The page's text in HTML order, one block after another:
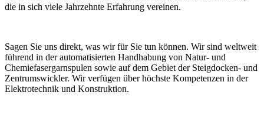
die in sich viele Jahrzehnte Erfahrung vereinen.
Sagen Sie uns direkt, was wir für Sie tun können. Wir sind weltweit
führend in der automatisierten Handhabung von Natur- und
Chemiefasergarnspulen sowie auf dem Gebiet der Steigdocken- und
Zentrumswickler. Wir verfügen über höchste Kompetenzen in der
Elektrotechnik und Konstruktion.